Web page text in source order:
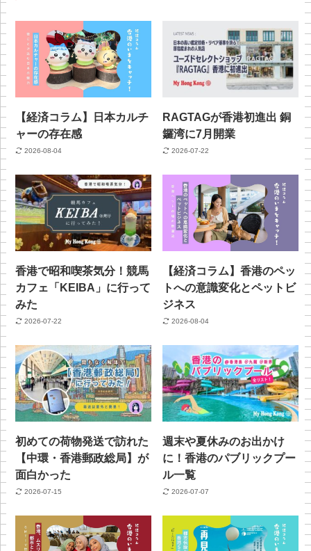
【経済コラム】日本カルチ
ャーの存在感
2026-08-04
RAGTAGが香港初進出 銅
鑼湾に7月開業
2026-07-22
香港で昭和喫茶気分！競馬
カフェ「KEIBA」に行って
みた
2026-07-22
【経済コラム】香港のペッ
トへの意識変化とペットビ
ジネス
2026-08-04
初めての荷物発送で訪れた
【中環・香港郵政総局】が
面白かった
2026-07-15
週末や夏休みのお出かけ
に！香港のパブリックプー
ル一覧
2026-07-07